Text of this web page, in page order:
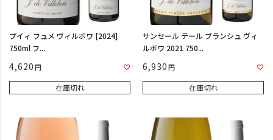
プイィ フュメ ヴィルボワ [2024]
750ml フ...
4,620
在庫切れ
サンセール テール ブランシュ ヴィ
ルボワ 2021 750...
6,930
在庫切れ